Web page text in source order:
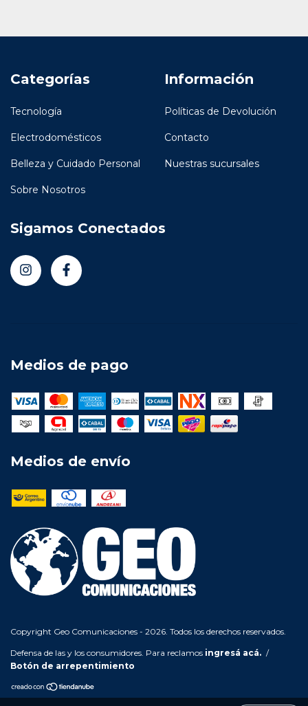
Categorías
Tecnología
Electrodomésticos
Belleza y Cuidado Personal
Sobre Nosotros
Información
Políticas de Devolución
Contacto
Nuestras sucursales
Sigamos Conectados
Medios de pago
Medios de envío
Copyright Geo Comunicaciones - 2026. Todos los derechos reservados.
Defensa de las y los consumidores. Para reclamos ingresá acá. /
Botón de arrepentimiento